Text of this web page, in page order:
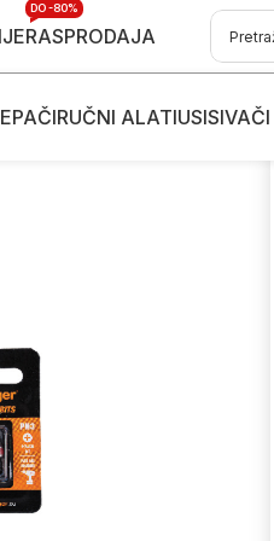
RASPRODAJA
DO -80%
RUČNI ALATI
Set bitova